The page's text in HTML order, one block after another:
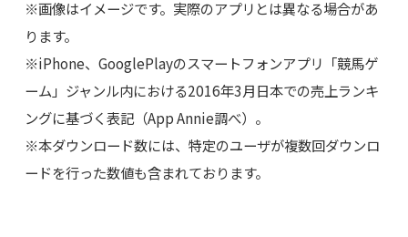
※画像はイメージです。実際のアプリとは異なる場合があ
ります。
※iPhone、GooglePlayのスマートフォンアプリ「競馬ゲ
ーム」ジャンル内における2016年3月日本での売上ランキ
ングに基づく表記（App Annie調べ）。
※本ダウンロード数には、特定のユーザが複数回ダウンロ
ードを行った数値も含まれております。